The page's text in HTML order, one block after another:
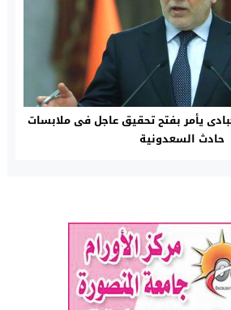
يأمر بفتح تحقيق عاجل فى ملابسات
حادث السعدونية